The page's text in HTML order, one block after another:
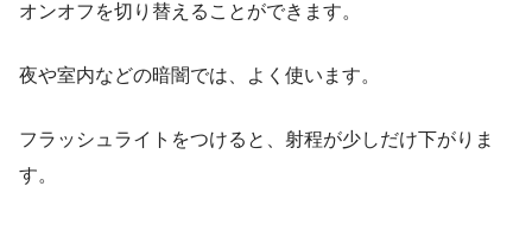
オンオフを切り替えることができます。
夜や室内などの暗闇では、よく使います。
フラッシュライトをつけると、射程が少しだけ下がりま
す。